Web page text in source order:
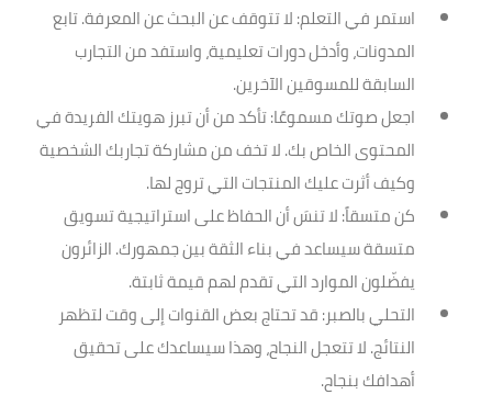
استمر في التعلم: لا تتوقف عن البحث عن المعرفة. تابع
المدونات، وأدخل دورات تعليمية، واستفد من التجارب
السابقة للمسوقين الآخرين.
اجعل صوتك مسموعًا: تأكد من أن تبرز هويتك الفريدة في
المحتوى الخاص بك. لا تخف من مشاركة تجاربك الشخصية
وكيف أثرت عليك المنتجات التي تروج لها.
كن متسقاً: لا تنسَ أن الحفاظ على استراتيجية تسويق
متسقة سيساعد في بناء الثقة بين جمهورك. الزائرون
يفضّلون الموارد التي تقدم لهم قيمة ثابتة.
التحلي بالصبر: قد تحتاج بعض القنوات إلى وقت لتظهر
النتائج. لا تتعجل النجاح، وهذا سيساعدك على تحقيق
أهدافك بنجاح.